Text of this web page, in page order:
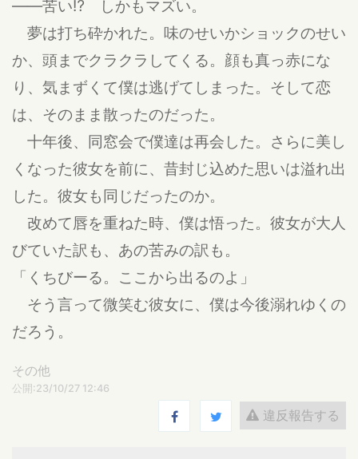
――苦い⁉ しかもマズい。
夢は打ち砕かれた。味のせいかショックのせい
か、頭までクラクラしてくる。顔も真っ赤にな
り、気まずくて僕は逃げてしまった。そして恋
は、そのまま散ったのだった。
十年後、同窓会で僕達は再会した。さらに美し
くなった彼女を前に、昔封じ込めた思いは溢れ出
した。彼女も同じだったのか。
改めて唇を重ねた時、僕は悟った。彼女が大人
びていた訳も、あの苦みの訳も。
「くちびーる。ここから出るのよ」
そう言って微笑む彼女に、僕は今後溺れゆくの
だろう。
その他
公開:23/10/27 12:46
違反報告する